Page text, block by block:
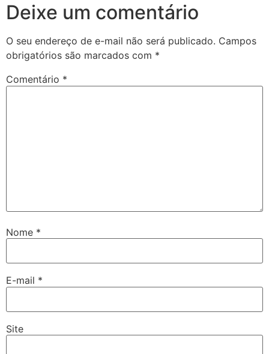
Deixe um comentário
O seu endereço de e-mail não será publicado. Campos
obrigatórios são marcados com *
Comentário *
Nome *
E-mail *
Site